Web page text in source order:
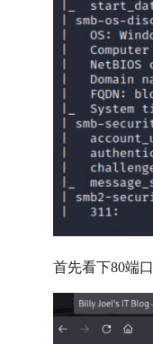
首先看下80端口